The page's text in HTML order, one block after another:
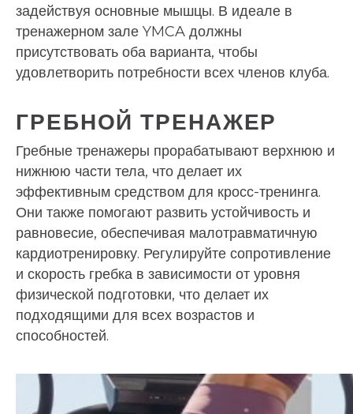
задействуя основные мышцы. В идеале в
тренажерном зале YMCA должны
присутствовать оба варианта, чтобы
удовлетворить потребности всех членов клуба.
ГРЕБНОЙ ТРЕНАЖЕР
Гребные тренажеры прорабатывают верхнюю и
нижнюю части тела, что делает их
эффективным средством для кросс-тренинга.
Они также помогают развить устойчивость и
равновесие, обеспечивая малотравматичную
кардиотренировку. Регулируйте сопротивление
и скорость гребка в зависимости от уровня
физической подготовки, что делает их
подходящими для всех возрастов и
способностей.